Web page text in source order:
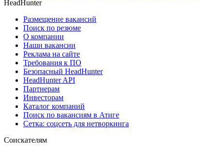
HeadHunter
Размещение вакансий
Поиск по резюме
О компании
Наши вакансии
Реклама на сайте
Требования к ПО
Безопасный HeadHunter
HeadHunter API
Партнерам
Инвесторам
Каталог компаний
Поиск по вакансиям в Атиге
Сетка: соцсеть для нетворкинга
Соискателям